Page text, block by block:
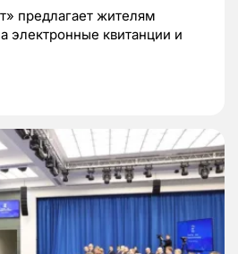
предлагает жителям
электронные квитанции и